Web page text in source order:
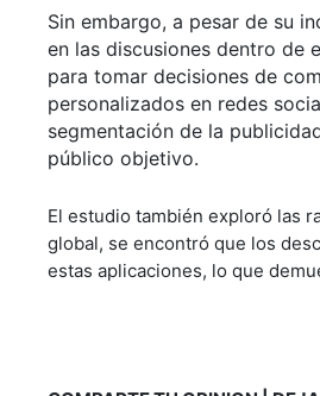
Sin embargo, a pesar de su
en las discusiones dentro de
para tomar decisiones de
personalizados en redes
segmentación de la
público objetivo.
El estudio también exploró las
global, se encontró que los
estas aplicaciones, lo que